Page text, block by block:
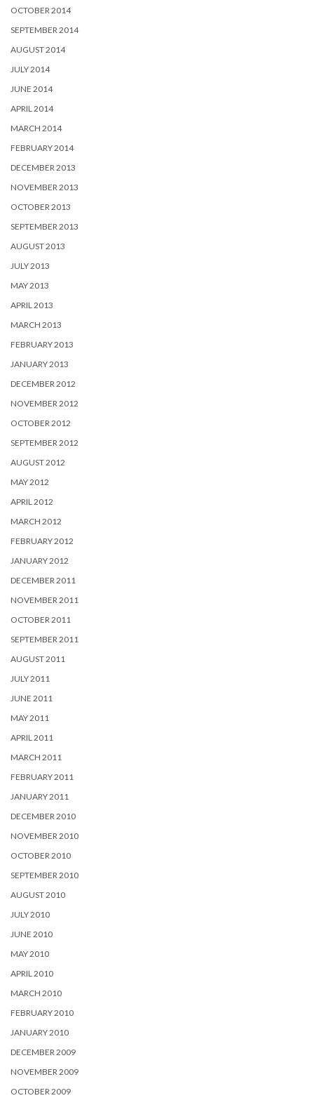
OCTOBER 2014
SEPTEMBER 2014
AUGUST 2014
JULY 2014
JUNE 2014
APRIL 2014
MARCH 2014
FEBRUARY 2014
DECEMBER 2013
NOVEMBER 2013
OCTOBER 2013
SEPTEMBER 2013
AUGUST 2013
JULY 2013
MAY 2013
APRIL 2013
MARCH 2013
FEBRUARY 2013
JANUARY 2013
DECEMBER 2012
NOVEMBER 2012
OCTOBER 2012
SEPTEMBER 2012
AUGUST 2012
MAY 2012
APRIL 2012
MARCH 2012
FEBRUARY 2012
JANUARY 2012
DECEMBER 2011
NOVEMBER 2011
OCTOBER 2011
SEPTEMBER 2011
AUGUST 2011
JULY 2011
JUNE 2011
MAY 2011
APRIL 2011
MARCH 2011
FEBRUARY 2011
JANUARY 2011
DECEMBER 2010
NOVEMBER 2010
OCTOBER 2010
SEPTEMBER 2010
AUGUST 2010
JULY 2010
JUNE 2010
MAY 2010
APRIL 2010
MARCH 2010
FEBRUARY 2010
JANUARY 2010
DECEMBER 2009
NOVEMBER 2009
OCTOBER 2009